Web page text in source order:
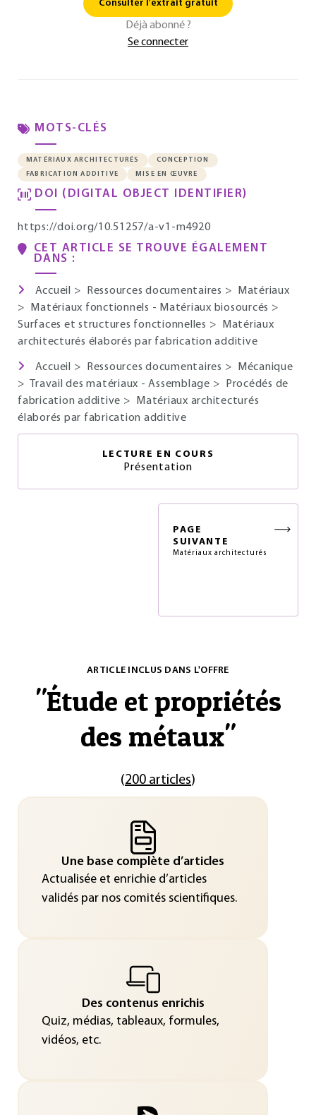
Consulter l'extrait gratuit
Déjà abonné ?
Se connecter
MOTS-CLÉS
MATÉRIAUX ARCHITECTURÉS
CONCEPTION
FABRICATION ADDITIVE
MISE EN ŒUVRE
DOI (DIGITAL OBJECT IDENTIFIER)
https://doi.org/10.51257/a-v1-m4920
CET ARTICLE SE TROUVE ÉGALEMENT
DANS :
Accueil > Ressources documentaires >
Matériaux
>
Matériaux fonctionnels - Matériaux biosourcés >
Surfaces et structures fonctionnelles >
Matériaux
architecturés élaborés par fabrication additive
Accueil > Ressources documentaires >
Mécanique
>
Travail des matériaux - Assemblage >
Procédés de
fabrication additive >
Matériaux architecturés
élaborés par fabrication additive
LECTURE EN COURS
Présentation
PAGE
SUIVANTE
Matériaux architecturés
ARTICLE INCLUS DANS L'OFFRE
"Étude et propriétés
des métaux"
(200 articles)
Une base complète d’articles
Actualisée et enrichie d’articles
validés par nos comités scientifiques.
Des contenus enrichis
Quiz, médias, tableaux, formules,
vidéos, etc.